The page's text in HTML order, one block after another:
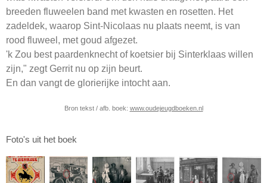
breeden fluweelen band met kwasten en rosetten. Het
zadeldek, waarop Sint-Nicolaas nu plaats neemt, is van
rood fluweel, met goud afgezet.
'k Zou best paardenknecht of koetsier bij Sinterklaas willen
zijn," zegt Gerrit nu op zijn beurt.
En dan vangt de glorierijke intocht aan.
Bron tekst / afb. boek: www.oudejeugdboeken.nl
Foto's uit het boek